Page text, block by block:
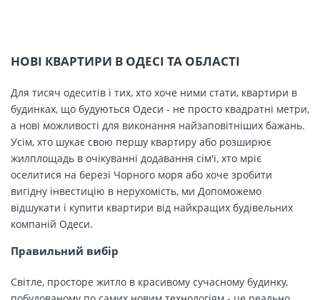
НОВІ КВАРТИРИ В ОДЕСІ ТА ОБЛАСТІ
Для тисяч одеситів і тих, хто хоче ними стати, квартири в
будинках, що будуються Одеси - не просто квадратні метри,
а нові можливості для виконання найзаповітніших бажань.
Усім, хто шукає свою першу квартиру або розширює
жилплощадь в очікуванні додавання сім'ї, хто мріє
оселитися на березі Чорного моря або хоче зробити
вигідну інвестицію в нерухомість, ми Допоможемо
відшукати і купити квартири від найкращих будівельних
компаній Одеси.
Правильний вибір
Світле, просторе житло в красивому сучасному будинку,